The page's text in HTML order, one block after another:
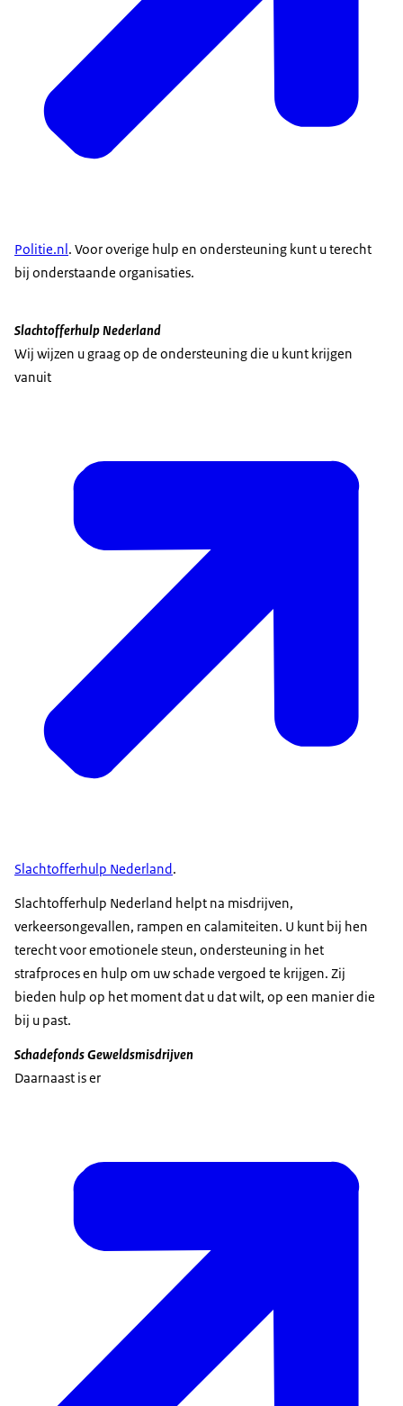
Politie.nl. Voor overige hulp en ondersteuning kunt u terecht
bij onderstaande organisaties.
Slachtofferhulp Nederland
Wij wijzen u graag op de ondersteuning die u kunt krijgen
vanuit
Slachtofferhulp Nederland.
Slachtofferhulp Nederland helpt na misdrijven,
verkeersongevallen, rampen en calamiteiten. U kunt bij hen
terecht voor emotionele steun, ondersteuning in het
strafproces en hulp om uw schade vergoed te krijgen. Zij
bieden hulp op het moment dat u dat wilt, op een manier die
bij u past.
Schadefonds Geweldsmisdrijven
Daarnaast is er